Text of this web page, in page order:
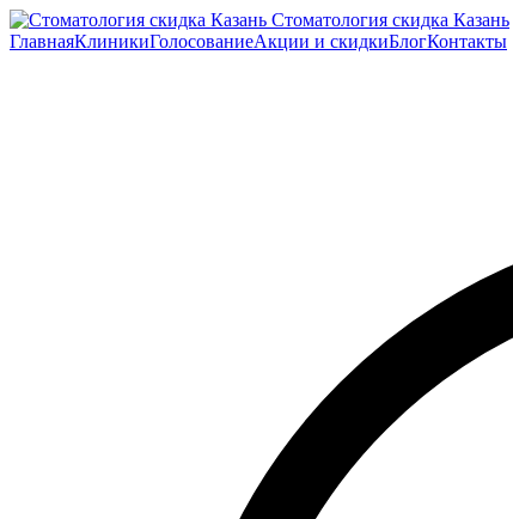
Стоматология скидка Казань
ГлавнаяКлиникиГолосованиеАкции и скидкиБлогКонтакты